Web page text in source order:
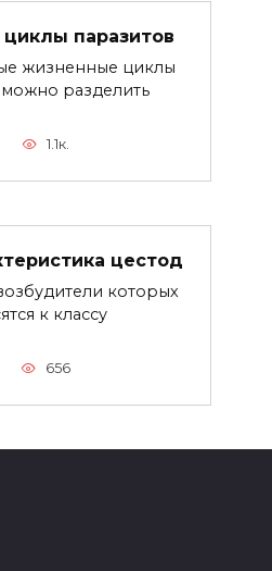
паразитов
жизненные циклы
разделить
1.1к.
цестод
которых
к классу
656